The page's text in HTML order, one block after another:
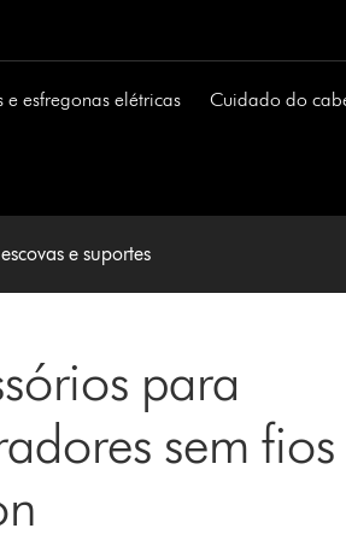
e esfregonas elétricas Cuidado do
e suportes
para
sem fios